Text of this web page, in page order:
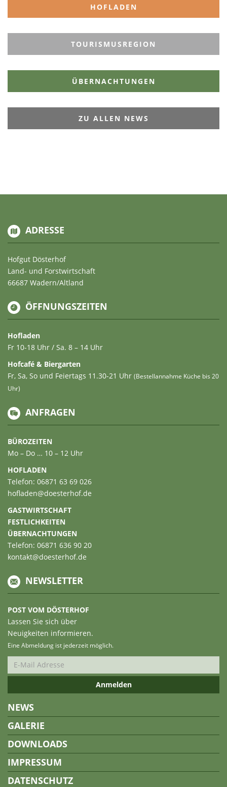
HOFLADEN
TOURISMUSREGION
ÜBERNACHTUNGEN
ZU ALLEN NEWS
ADRESSE
Hofgut Dösterhof
Land- und Forstwirtschaft
66687 Wadern/Altland
ÖFFNUNGSZEITEN
Hofladen
Fr 10-18 Uhr / Sa. 8 – 14 Uhr
Hofcafé & Biergarten
Fr, Sa, So und Feiertags 11.30-21 Uhr (Bestellannahme Küche bis 20
Uhr)
ANFRAGEN
BÜROZEITEN
Mo – Do … 10 – 12 Uhr
HOFLADEN
Telefon: 06871 63 69 026
hofladen@doesterhof.de
GASTWIRTSCHAFT
FESTLICHKEITEN
ÜBERNACHTUNGEN
Telefon: 06871 636 90 20
kontakt@doesterhof.de
NEWSLETTER
POST VOM DÖSTERHOF
Lassen Sie sich über
Neuigkeiten informieren.
Eine Abmeldung ist jederzeit möglich.
NEWS
GALERIE
DOWNLOADS
IMPRESSUM
DATENSCHUTZ